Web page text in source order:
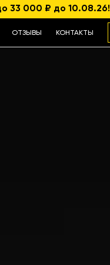
33 000 ₽ до 10.08.26!
ОТЗЫВЫ КОНТАКТЫ